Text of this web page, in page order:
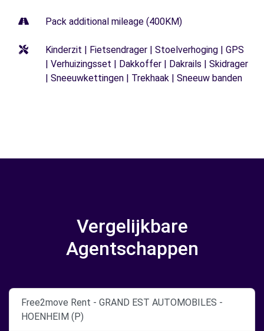
Pack additional mileage (400KM)
Kinderzit | Fietsendrager | Stoelverhoging | GPS
| Verhuizingsset | Dakkoffer | Dakrails | Skidrager
| Sneeuwkettingen | Trekhaak | Sneeuw banden
Vergelijkbare
Agentschappen
Free2move Rent - GRAND EST AUTOMOBILES -
HOENHEIM (P)